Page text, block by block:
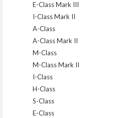
E-Class Mark III
I-Class Mark II
A-Class
A-Class Mark II
M-Class
M-Class Mark II
I-Class
H-Class
S-Class
E-Class